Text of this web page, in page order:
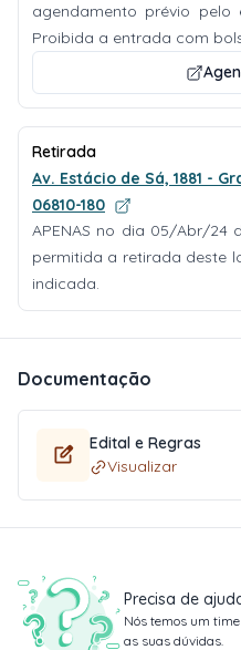
agendamento prévio pelo
Proibida a entrada com
Retirada
Av. Estácio de Sá, 1881 -
06810-180
APENAS no dia 05/Abr/24
permitida a retirada deste
indicada.
Documentação
Edital e Regras
Visualizar
Precisa de
Nós temos um
as suas dúvidas.